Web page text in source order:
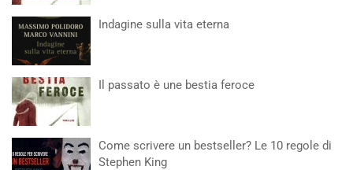
Indagine sulla vita eterna
Il passato è une bestia feroce
Come scrivere un bestseller? Le 10 regole di
Stephen King